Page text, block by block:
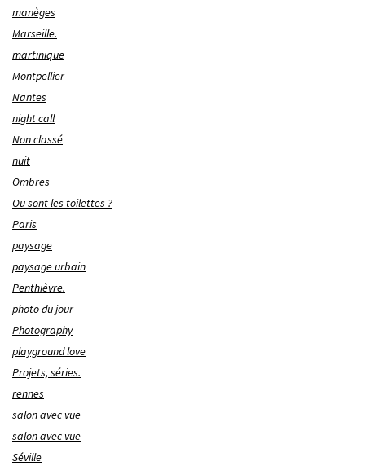
manèges
Marseille.
martinique
Montpellier
Nantes
night call
Non classé
nuit
Ombres
Ou sont les toilettes ?
Paris
paysage
paysage urbain
Penthièvre.
photo du jour
Photography
playground love
Projets, séries.
rennes
salon avec vue
salon avec vue
Séville